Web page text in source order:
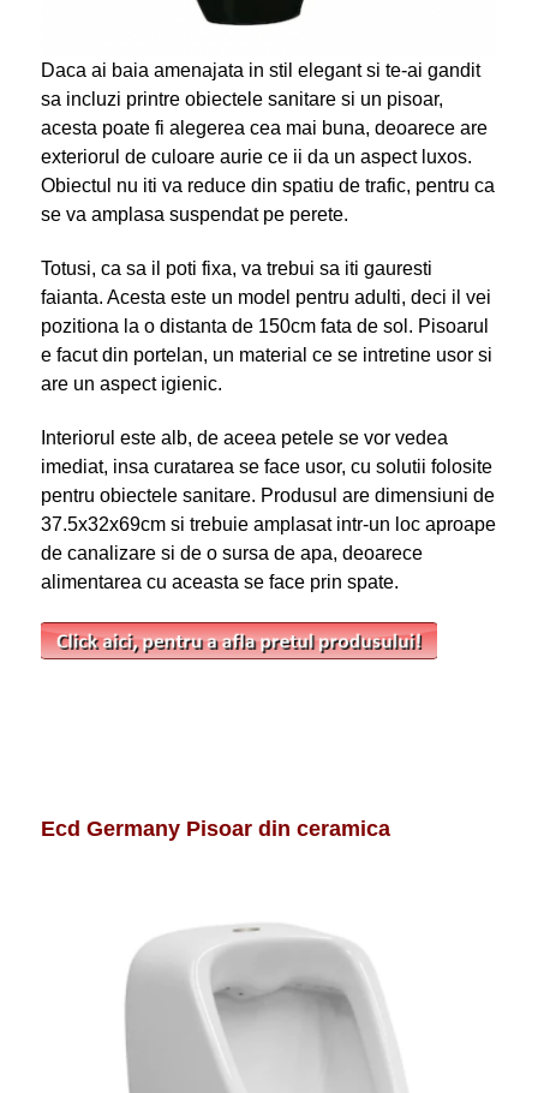
Daca ai baia amenajata in stil elegant si te-ai gandit
sa incluzi printre obiectele sanitare si un pisoar,
acesta poate fi alegerea cea mai buna, deoarece are
exteriorul de culoare aurie ce ii da un aspect luxos.
Obiectul nu iti va reduce din spatiu de trafic, pentru ca
se va amplasa suspendat pe perete.
Totusi, ca sa il poti fixa, va trebui sa iti gauresti
faianta. Acesta este un model pentru adulti, deci il vei
pozitiona la o distanta de 150cm fata de sol. Pisoarul
e facut din portelan, un material ce se intretine usor si
are un aspect igienic.
Interiorul este alb, de aceea petele se vor vedea
imediat, insa curatarea se face usor, cu solutii folosite
pentru obiectele sanitare. Produsul are dimensiuni de
37.5x32x69cm si trebuie amplasat intr-un loc aproape
de canalizare si de o sursa de apa, deoarece
alimentarea cu aceasta se face prin spate.
Ecd Germany Pisoar din ceramica